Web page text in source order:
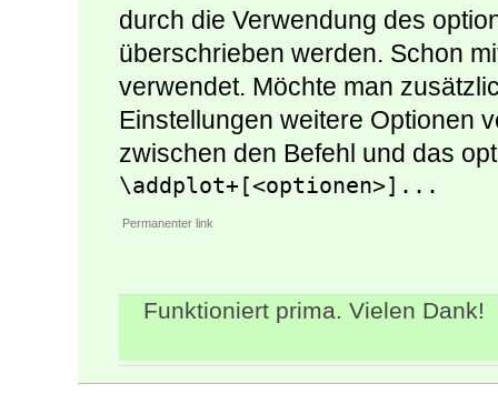
durch die Verwendung des
überschrieben werden. Schon
verwendet. Möchte man
Einstellungen weitere Optionen
zwischen den Befehl und das
\addplot+[<optionen>]...
Permanenter link
Funktioniert prima. Vielen Dank!